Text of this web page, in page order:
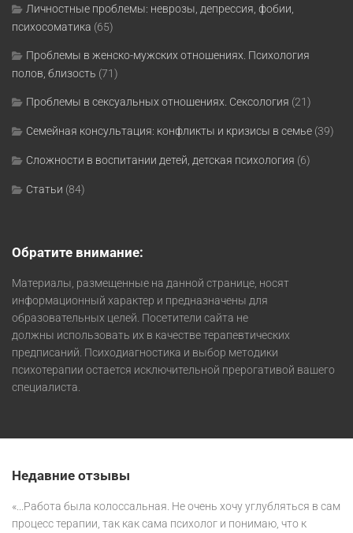
Личностные проблемы: неврозы, депрессия, фобии,
психосоматика (65)
Проблемы в женско-мужских отношениях. Психология
полов, близость (71)
Проблемы в сексуальных отношениях. Сексология (21)
Семейная консультация: конфликты и кризисы в семье (39)
Сложности в воспитании детей, детская психология (6)
Статьи (84)
Обратите внимание:
Материалы, размещенные на данной странице, носят
информационный характер и предназначены для
образовательных целей. Посетители сайта не
должны использовать их в качестве терапевтических
предписаний. Психодиагностика и выбор методики
психотерапии остается исключительной прерогативой вашего
специалиста.
Недавние отзывы
«...Работа была колоссальная. Не очень хочу углубляться в сам
процесс терапии, так как сама психолог и понимаю, что к